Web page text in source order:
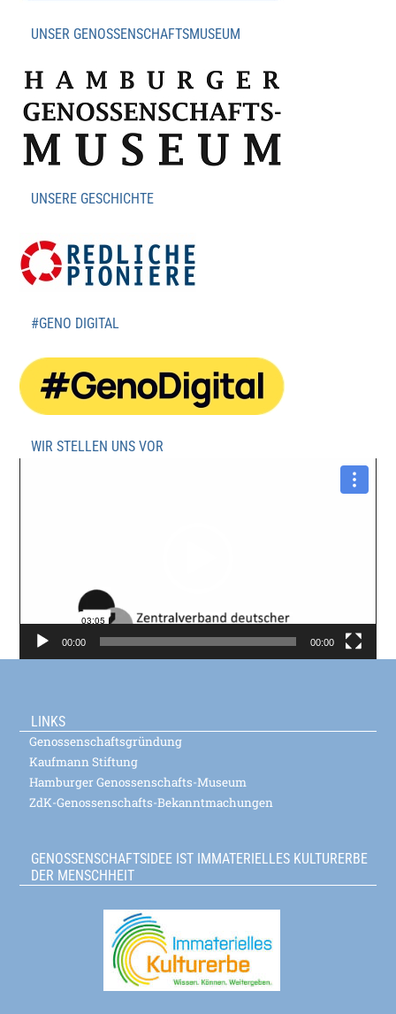
UNSER GENOSSENSCHAFTSMUSEUM
UNSERE GESCHICHTE
#GENO DIGITAL
WIR STELLEN UNS VOR
00:00 00:00
LINKS
Genossenschaftsgründung
Kaufmann Stiftung
Hamburger Genossenschafts-Museum
ZdK-Genossenschafts-Bekanntmachungen
GENOSSENSCHAFTSIDEE IST IMMATERIELLES KULTURERBE
DER MENSCHHEIT